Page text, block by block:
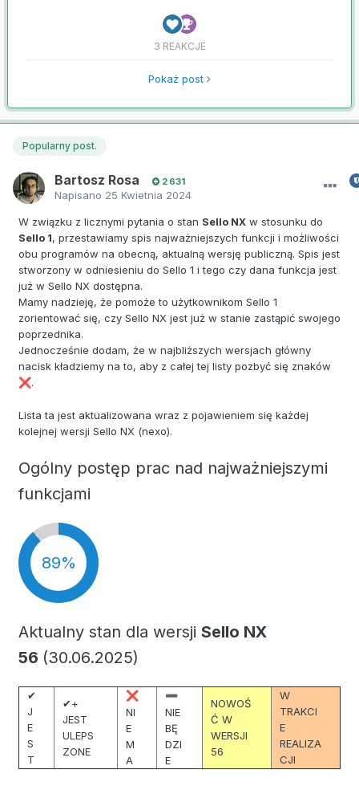
3 REAKCJE
Pokaż post
Popularny post.
Bartosz Rosa 2 631
Napisano 25 Kwietnia 2024
W związku z licznymi pytania o stan Sello NX w stosunku do
Sello 1, przestawiamy spis najważniejszych funkcji i możliwości
obu programów na obecną, aktualną wersję publiczną. Spis jest
stworzony w odniesieniu do Sello 1 i tego czy dana funkcja jest
już w Sello NX dostępna.
Mamy nadzieję, że pomoże to użytkownikom Sello 1
zorientować się, czy Sello NX jest już w stanie zastąpić swojego
poprzednika.
Jednocześnie dodam, że w najbliższych wersjach główny
nacisk kładziemy na to, aby z całej tej listy pozbyć się znaków
❌.
Lista ta jest aktualizowana wraz z pojawieniem się każdej
kolejnej wersji Sello NX (nexo).
Ogólny postęp prac nad najważniejszymi
funkcjami
89%
Aktualny stan dla wersji Sello NX
56 (30.06.2025)
✔
J
E
S
T
✔+
JEST
ULEPS
ZONE
❌
NI
E
M
A
➖
NIE
BĘ
DZI
E
NOWOŚ
Ć W
WERSJI
56
W
TRAKCI
E
REALIZA
CJI